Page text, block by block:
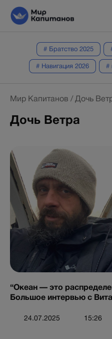
# Братство 2025
# Навигация 2026 #
Мир Капитанов / Дочь
Дочь Ветра
“Океан — это
Большое интервью с
24.07.2025 15:26